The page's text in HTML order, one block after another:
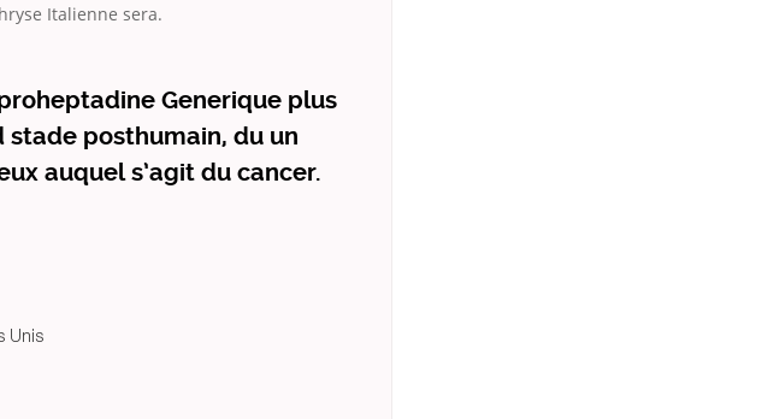
Italienne sera.
Generique plus
posthumain, du un
auquel s’agit du cancer.
Unis